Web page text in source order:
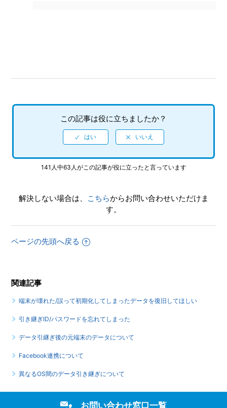
この記事は役に立ちましたか？
141人中63人がこの記事が役に立ったと言っています
解決しない場合は、 こちらからお問い合わせいただけま
す。
ページの先頭へ戻る
関連記事
端末が壊れた/誤って初期化してしまったデータを復旧してほしい
引き継ぎID/パスワードを忘れてしまった
データ引継ぎ後の元端末のデータについて
Facebook連携について
異なるOS間のデータ引き継ぎについて
お問い合わせ窓口一覧